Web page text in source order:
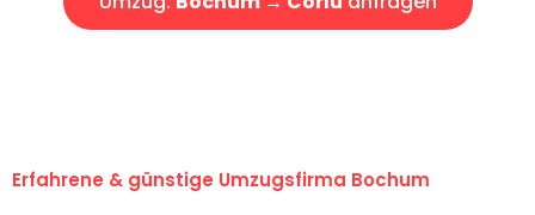
Erfahrene & günstige Umzugsfirma Bochum